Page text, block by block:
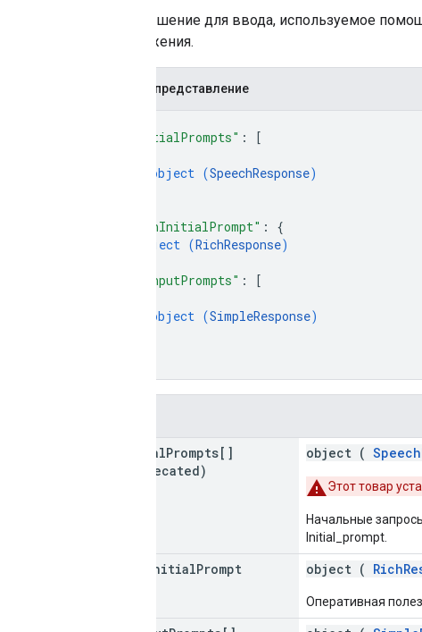
Приглашение для ввода, используемое
приложения.
JSON-представление
"initialPrompts" :
[
object (SpeechResponse)
"richInitialPrompt" : {
object (RichResponse)
"noInputPrompts" :
[
object (SimpleResponse)
initialPrompts[]
(deprecated)
object (
Этот товар
Начальные
Initial_prompt.
InitialPrompt object (
Оперативная